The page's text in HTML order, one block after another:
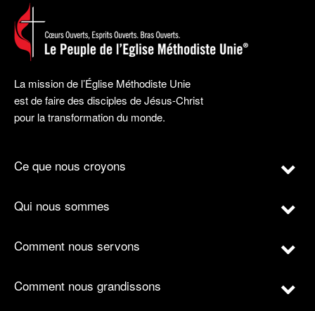
La mission de l’Église Méthodiste Unie
est de faire des disciples de Jésus-Christ
pour la transformation du monde.
Ce que nous croyons
Qui nous sommes
Comment nous servons
Comment nous grandissons